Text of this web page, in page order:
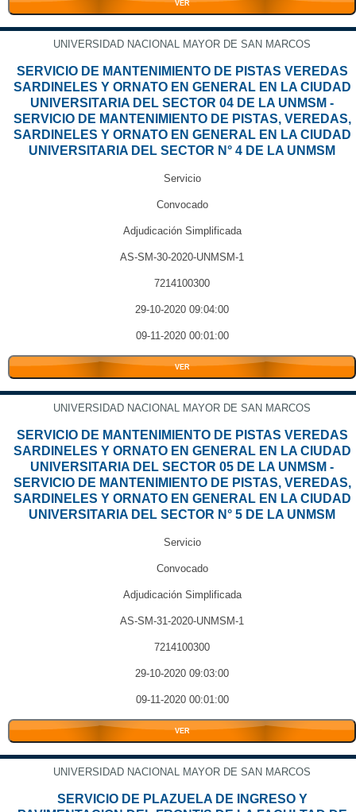
VER
UNIVERSIDAD NACIONAL MAYOR DE SAN MARCOS
SERVICIO DE MANTENIMIENTO DE PISTAS VEREDAS
SARDINELES Y ORNATO EN GENERAL EN LA CIUDAD
UNIVERSITARIA DEL SECTOR 04 DE LA UNMSM -
SERVICIO DE MANTENIMIENTO DE PISTAS, VEREDAS,
SARDINELES Y ORNATO EN GENERAL EN LA CIUDAD
UNIVERSITARIA DEL SECTOR N° 4 DE LA UNMSM
Servicio
Convocado
Adjudicación Simplificada
AS-SM-30-2020-UNMSM-1
7214100300
29-10-2020 09:04:00
09-11-2020 00:01:00
VER
UNIVERSIDAD NACIONAL MAYOR DE SAN MARCOS
SERVICIO DE MANTENIMIENTO DE PISTAS VEREDAS
SARDINELES Y ORNATO EN GENERAL EN LA CIUDAD
UNIVERSITARIA DEL SECTOR 05 DE LA UNMSM -
SERVICIO DE MANTENIMIENTO DE PISTAS, VEREDAS,
SARDINELES Y ORNATO EN GENERAL EN LA CIUDAD
UNIVERSITARIA DEL SECTOR N° 5 DE LA UNMSM
Servicio
Convocado
Adjudicación Simplificada
AS-SM-31-2020-UNMSM-1
7214100300
29-10-2020 09:03:00
09-11-2020 00:01:00
VER
UNIVERSIDAD NACIONAL MAYOR DE SAN MARCOS
SERVICIO DE PLAZUELA DE INGRESO Y